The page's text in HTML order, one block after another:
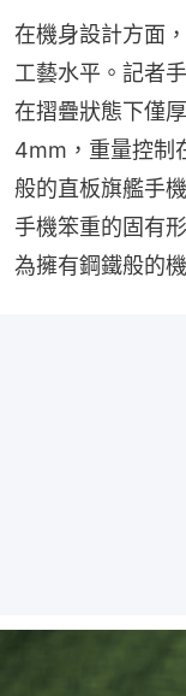
在機身設計方面
工藝水平。記者
在摺疊狀態下僅
4mm，重量控制
般的直板旗艦手
手機笨重的固有
為擁有鋼鐵般的